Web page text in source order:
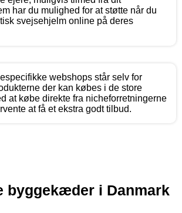
har du mulighed for at støtte når du
svejsehjelm online på deres
webshops står selv for
der kan købes i de store
at købe direkte fra nicheforretningerne
at få et ekstra godt tilbud.
byggekæder i Danmark